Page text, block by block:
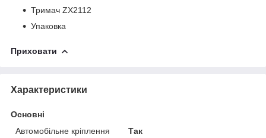
Тримач ZX2112
Упаковка
Приховати
Характеристики
Основні
Автомобільне кріплення
Так